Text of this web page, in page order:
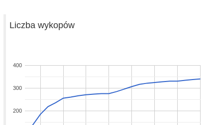
Liczba wykopów
200
300
400